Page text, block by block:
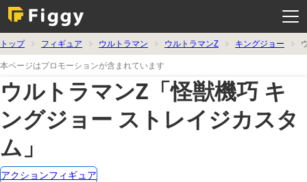
ー
開
く
トップ フィギュア ウルトラマン ウルトラマンZ キングジョー
本ページはプロモーションが含まれています
ウルトラマンZ「怪獣機巧 キ
ングジョー ストレイジカスタ
ム」
アクションフィギュア